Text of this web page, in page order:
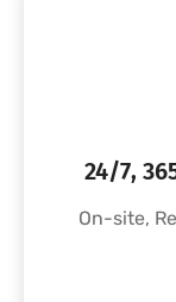
24/7,
On-site,